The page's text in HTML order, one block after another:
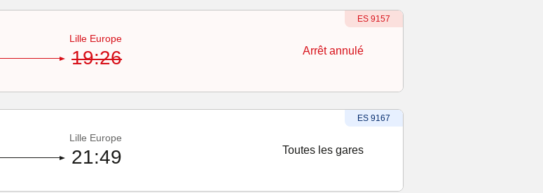
Numéro du train
ES 9157
Lille Europe
19:26 Arrêt annulé
Numéro du train
ES 9167
Lille Europe
21:49 Toutes les gares